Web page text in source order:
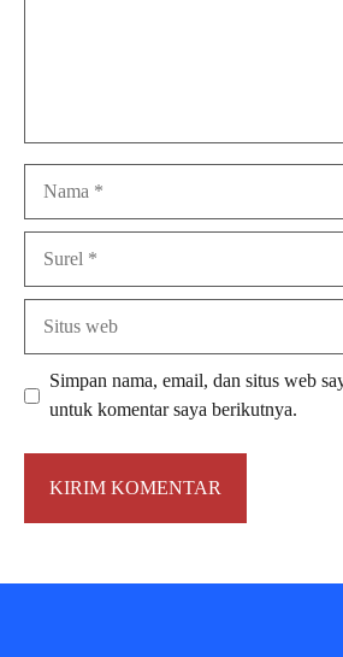
Simpan nama, email, dan situs web
untuk komentar saya berikutnya.